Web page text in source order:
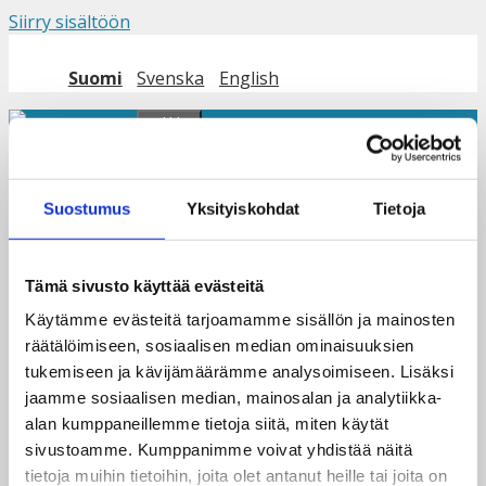
Suostumus Yksityiskohdat Tietoja
Tämä sivusto käyttää evästeitä
Käytämme evästeitä tarjoamamme sisällön ja mainosten
räätälöimiseen, sosiaalisen median ominaisuuksien
tukemiseen ja kävijämäärämme analysoimiseen. Lisäksi
jaamme sosiaalisen median, mainosalan ja analytiikka-
alan kumppaneillemme tietoja siitä, miten käytät
sivustoamme. Kumppanimme voivat yhdistää näitä
tietoja muihin tietoihin, joita olet antanut heille tai joita on
Siirry sisältöön
Suomi Svenska English
Valikko
Nuoria-todistusten-
jakotilaisuudessa-